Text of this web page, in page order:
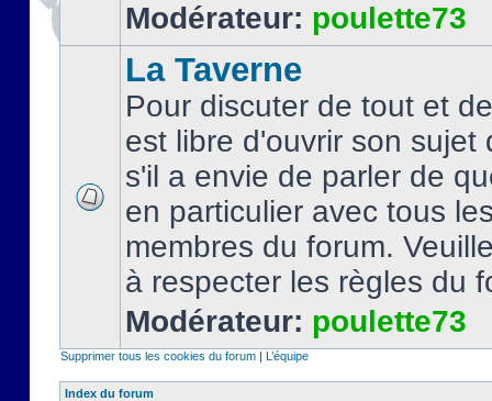
Modérateur: poulette73
La Taverne
Pour discuter de tout et
est libre d'ouvrir son sujet
s'il a envie de parler de
en particulier avec tous
membres du forum.
à respecter les règles du
Modérateur: poulette73
Supprimer tous les cookies du forum | L’équipe
Index du forum